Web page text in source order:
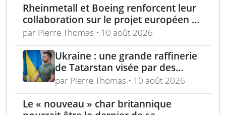
Rheinmetall et Boeing renforcent leur
collaboration sur le projet européen de
drone de combat CCA
par Pierre Thomas • 10 août 2026
Ukraine : une grande raffinerie
de Tatarstan visée par des
bombardements
par Pierre Thomas • 10 août 2026
Le « nouveau » char britannique